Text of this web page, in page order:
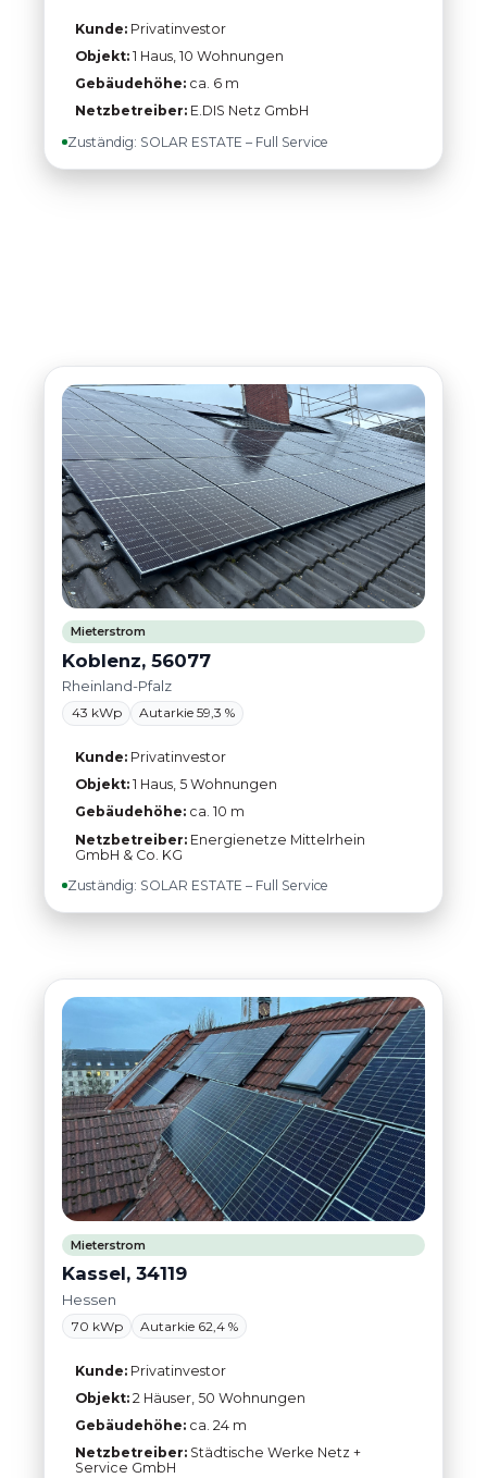
Kunde:Privatinvestor
Objekt:1 Haus, 10 Wohnungen
Gebäudehöhe:ca. 6 m
Netzbetreiber:E.DIS Netz GmbH
Zuständig: SOLAR ESTATE – Full Service
Mieterstrom
Koblenz, 56077
Rheinland-Pfalz
43 kWp Autarkie 59,3 %
Kunde:Privatinvestor
Objekt:1 Haus, 5 Wohnungen
Gebäudehöhe:ca. 10 m
Netzbetreiber:Energienetze Mittelrhein
GmbH & Co. KG
Zuständig: SOLAR ESTATE – Full Service
Mieterstrom
Kassel, 34119
Hessen
70 kWp Autarkie 62,4 %
Kunde:Privatinvestor
Objekt:2 Häuser, 50 Wohnungen
Gebäudehöhe:ca. 24 m
Netzbetreiber:Städtische Werke Netz +
Service GmbH